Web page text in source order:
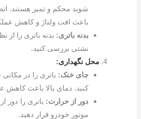
شوید محکم و تمیز هستند.
باعث افت ولتاژ و کاهش
بدنه باتری: بدنه باتری را از
نشتی بررسی کنید.
محل نگهداری:
جای خنک: باتری را در
کنید. دمای بالا باعث کاهش
دور از حرارت: باتری را دور
موتور خودرو قرار دهید.